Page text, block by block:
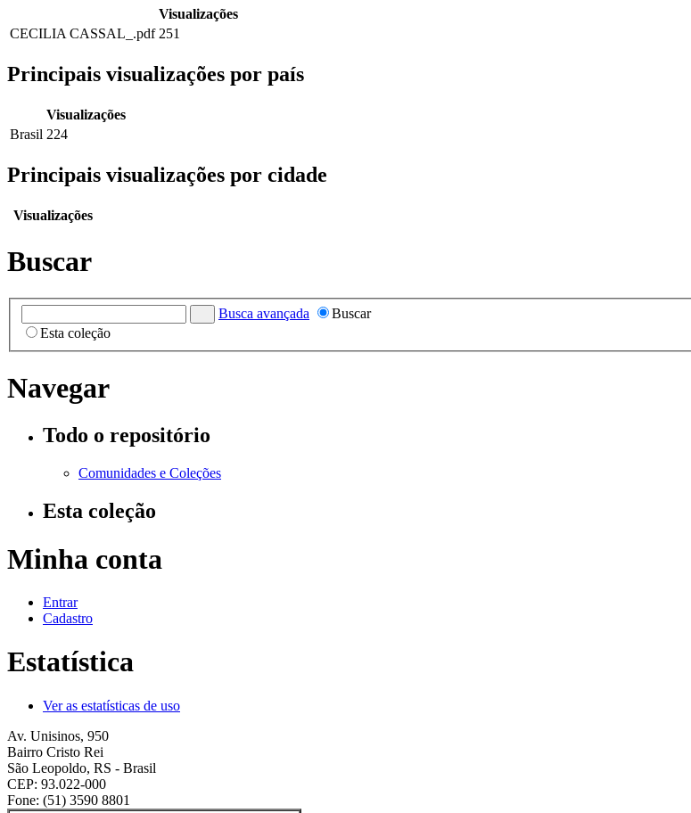
Visualizações
CECILIA CASSAL_.pdf 251
Principais visualizações por país
Visualizações
Brasil 224
Principais visualizações por cidade
Visualizações
Buscar
Busca avançada
Buscar
Esta coleção
Navegar
Todo o repositório
Comunidades e Coleções
Esta coleção
Minha conta
Entrar
Cadastro
Estatística
Ver as estatísticas de uso
Av. Unisinos, 950
Bairro Cristo Rei
São Leopoldo, RS - Brasil
CEP: 93.022-000
Fone: (51) 3590 8801